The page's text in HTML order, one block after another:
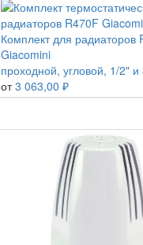
Комплект для радиаторов
Giacomini
проходной, угловой, 1/2" и
от 3 063,00 ₽